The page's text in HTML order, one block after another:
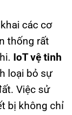
các cơ
thống rất
IoT vệ tinh
loại bỏ sự
Việc sử
bị không chỉ